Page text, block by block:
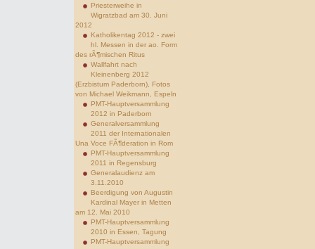
Priesterweihe in
Wigratzbad am 30. Juni
2012
Katholikentag 2012 - zwei
hl. Messen in der ao. Form
des rÃ¶mischen Ritus
Wallfahrt nach
Kleinenberg 2012
(Erzbistum Paderborn), Fotos
von Michael Weikmann, Espeln
PMT-Hauptversammlung
2012 in Paderborn
Generalversammlung
2011 der Internationalen
Una Voce FÃ¶deration in Rom
PMT-Hauptversammlung
2011 in Regensburg
Generalaudienz am
3.11.2010
Beerdigung von Augustin
Kardinal Mayer in Metten
am 12. Mai 2010
PMT-Hauptversammlung
2010 in Essen, Tagung
PMT-Hauptversammlung